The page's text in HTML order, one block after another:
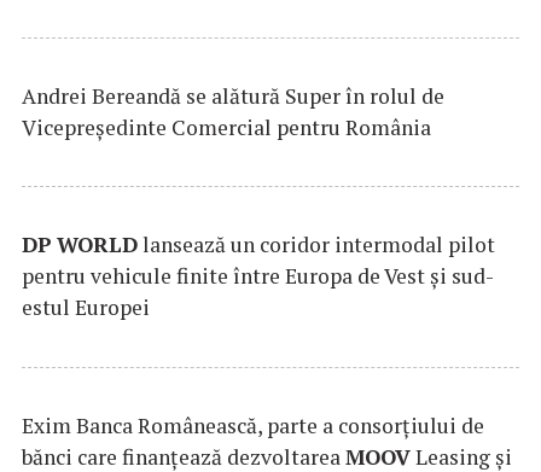
Andrei Bereandă se alătură Super în rolul de
Vicepreședinte Comercial pentru România
DP WORLDlansează un coridor intermodal pilot
pentru vehicule finite între Europa de Vest și sud-
estul Europei
Exim Banca Românească, parte a consorțiului de
bănci care finanțează dezvoltareaMOOVLeasing și